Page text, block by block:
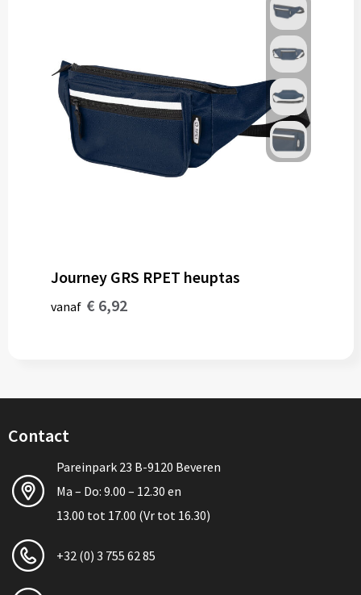
Journey GRS RPET heuptas
vanaf € 6,92
Contact
Pareinpark 23 B-9120 Beveren
Ma – Do: 9.00 – 12.30 en
13.00 tot 17.00 (Vr tot 16.30)
+32 (0) 3 755 62 85